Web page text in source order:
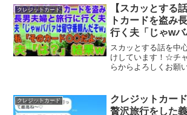
約 ＃ポイント
クレジットカード
【スカッとする
トカードを盗み
行く夫「じゃw
んだぞw」私「
よ…」夫「は？
スカッとする話を中
けしています！☆チ
らからよろしくお願
場#スッキリ#夫#ト
婚#離...
クレジットカード
クレジットカー
贅沢旅行をした